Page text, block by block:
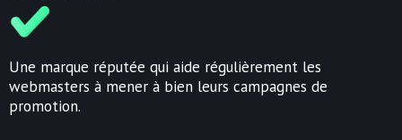
Une marque réputée qui aide régulièrement les
webmasters à mener à bien leurs campagnes de
promotion.